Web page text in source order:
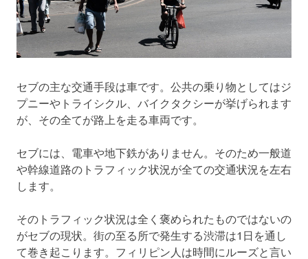
セブの主な交通手段は車です。公共の乗り物としてはジ
プニーやトライシクル、バイクタクシーが挙げられます
が、その全てが路上を走る車両です。
セブには、電車や地下鉄がありません。そのため一般道
や幹線道路のトラフィック状況が全ての交通状況を左右
します。
そのトラフィック状況は全く褒められたものではないの
がセブの現状。街の至る所で発生する渋滞は1日を通し
て巻き起こります。フィリピン人は時間にルーズと言い